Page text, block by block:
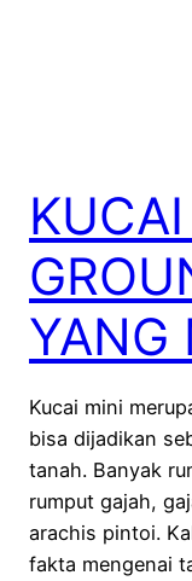
YANG
Kucai mini
bisa dijadikan
tanah. Banyak
rumput gajah,
arachis pintoi.
fakta mengenai